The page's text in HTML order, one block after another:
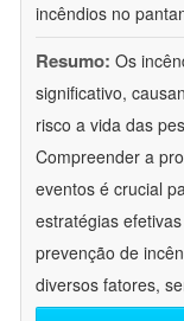
incêndios no
Resumo: Os
significativo,
risco a vida das
Compreender a
eventos é crucial
estratégias
prevenção de
diversos fatores,